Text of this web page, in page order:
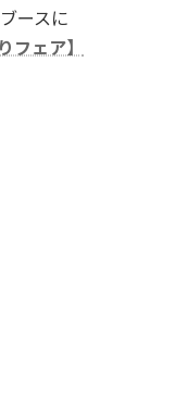
ースに
ェア】